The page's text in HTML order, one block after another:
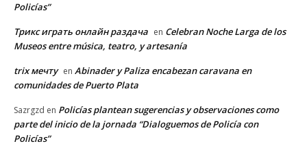
Policías”
Трикс играть онлайн раздача en Celebran Noche Larga de los
Museos entre música, teatro, y artesanía
trix мечту en Abinader y Paliza encabezan caravana en
comunidades de Puerto Plata
Sazrgzd en Policías plantean sugerencias y observaciones como
parte del inicio de la jornada “Dialoguemos de Policía con
Policías”